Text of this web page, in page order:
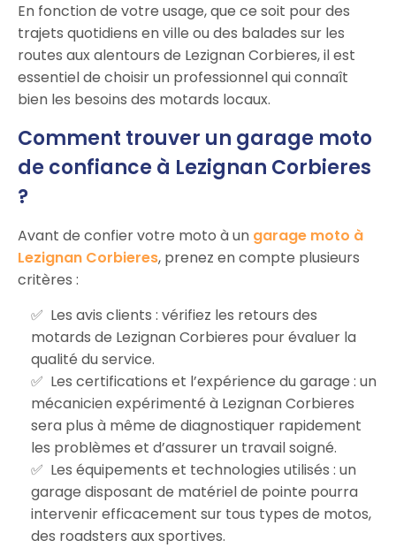
En fonction de votre usage, que ce soit pour des
trajets quotidiens en ville ou des balades sur les
routes aux alentours de Lezignan Corbieres, il est
essentiel de choisir un professionnel qui connaît
bien les besoins des motards locaux.
Comment trouver un garage moto
de confiance à Lezignan Corbieres
?
Avant de confier votre moto à un garage moto à
Lezignan Corbieres, prenez en compte plusieurs
critères :
Les avis clients : vérifiez les retours des
motards de Lezignan Corbieres pour évaluer la
qualité du service.
Les certifications et l’expérience du garage : un
mécanicien expérimenté à Lezignan Corbieres
sera plus à même de diagnostiquer rapidement
les problèmes et d’assurer un travail soigné.
Les équipements et technologies utilisés : un
garage disposant de matériel de pointe pourra
intervenir efficacement sur tous types de motos,
des roadsters aux sportives.